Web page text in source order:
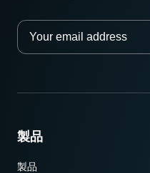
製品
製品